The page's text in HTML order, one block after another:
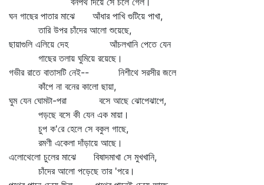
ঘন গাছের পাতার মাঝে আঁধার পাখি গুটিয়ে পাখা,
তারি উপর চাঁদের আলো শুয়েছে,
ছায়াগুলি এলিয়ে দেহ আঁচলখানি পেতে যেন
গাছের তলায় ঘুমিয়ে রয়েছে।
গভীর রাতে বাতাসটি নেই-- নিশীথে সরসীর জলে
কাঁপে না বনের কালো ছায়া,
ঘুম যেন ঘোমটা-পরা বসে আছে ঝোপেঝাপে,
পড়ছে বসে কী যেন এক মায়া।
চুপ ক'রে হেলে সে বকুল গাছে,
রমণী একেলা দাঁড়ায়ে আছে।
এলোথেলো চুলের মাঝে বিষাদমাখা সে মুখখানি,
চাঁদের আলো পড়েছে তার 'পরে।